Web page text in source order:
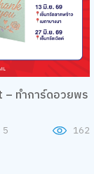
– ทำการ์ดอวยพร
5 162